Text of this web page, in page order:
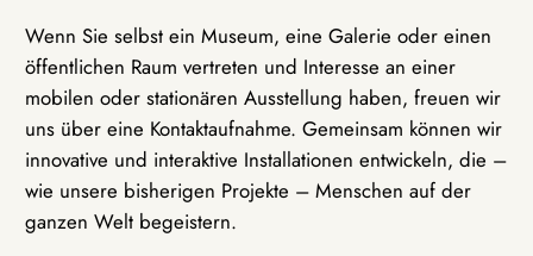
Wenn Sie selbst ein Museum, eine Galerie oder einen
öffentlichen Raum vertreten und Interesse an einer
mobilen oder stationären Ausstellung haben, freuen wir
uns über eine Kontaktaufnahme. Gemeinsam können wir
innovative und interaktive Installationen entwickeln, die –
wie unsere bisherigen Projekte – Menschen auf der
ganzen Welt begeistern.